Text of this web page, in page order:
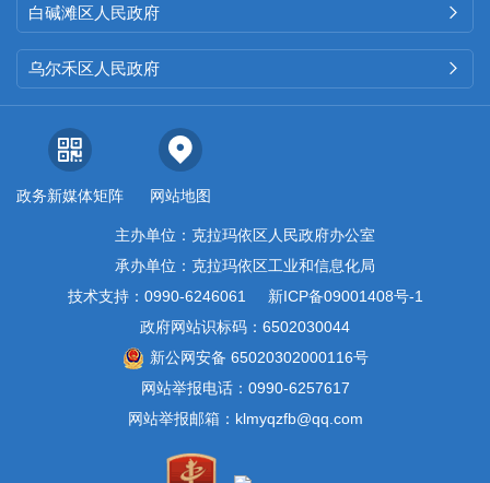
白碱滩区人民政府 
乌尔禾区人民政府 
政务新媒体矩阵 网站地图
主办单位：克拉玛依区人民政府办公室
承办单位：克拉玛依区工业和信息化局
技术支持：0990-6246061
新ICP备09001408号-1
政府网站识标码：6502030044
新公网安备 65020302000116号
网站举报电话：0990-6257617
网站举报邮箱：klmyqzfb@qq.com